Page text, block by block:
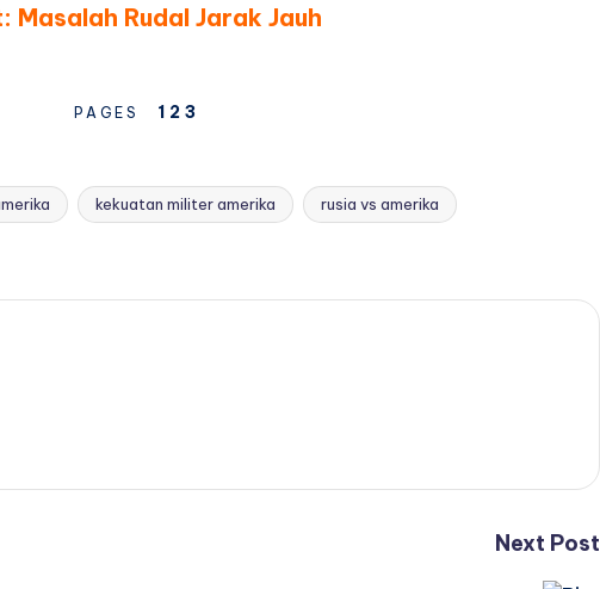
Masalah Rudal Jarak Jauh
PAGES 1 2 3
kekuatan militer amerika rusia vs amerika
Next Post